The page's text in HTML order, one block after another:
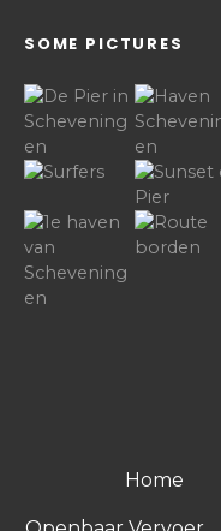
SOME PICTURES
Home